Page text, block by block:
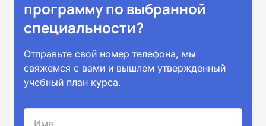
программу по выбранной
специальности?
Отправьте свой номер телефона, мы
свяжемся с вами и вышлем утвержденный
учебный план курса.